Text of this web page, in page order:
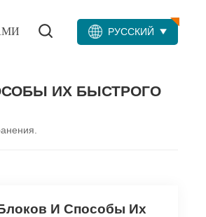
РУССКИЙ
ИХ БЫСТРОГО
И Способы Их